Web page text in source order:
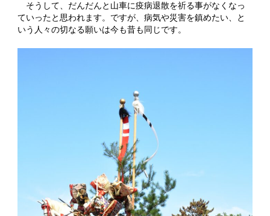
そうして、だんだんと山車に疫病退散を祈る事がなくなっ
ていったと思われます。ですが、病気や災害を鎮めたい、と
いう人々の切なる願いは今も昔も同じです。